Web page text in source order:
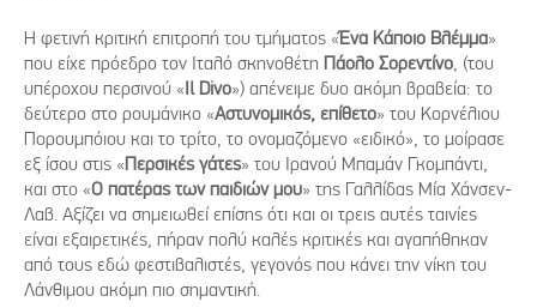
Η φετινή κριτική επιτροπή του τμήματος «Ένα Κάποιο Βλέμμα»
που είχε πρόεδρο τον Ιταλό σκηνοθέτη Πάολο Σορεντίνο , (του
υπέροχου περσινού «Il Divo») απένειμε δυο ακόμη βραβεία: το
δεύτερο στο ρουμάνικο «Αστυνομικός, επίθετο» του Κορνέλιου
Πορουμπόιου και το τρίτο, το ονομαζόμενο «ειδικό», το μοίρασε
εξ ίσου στις «Περσικές γάτες» του Ιρανού Μπαμάν Γκομπάντι,
και στο «Ο πατέρας των παιδιών μου» της Γαλλίδας Μία Χάνσεν-
Λαβ. Αξίζει να σημειωθεί επίσης ότι και οι τρεις αυτές ταινίες
είναι εξαιρετικές, πήραν πολύ καλές κριτικές και αγαπήθηκαν
από τους εδώ φεστιβαλιστές, γεγονός που κάνει την νίκη του
Λάνθιμου ακόμη πιο σημαντική.